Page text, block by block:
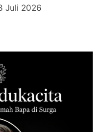
Juli 2026